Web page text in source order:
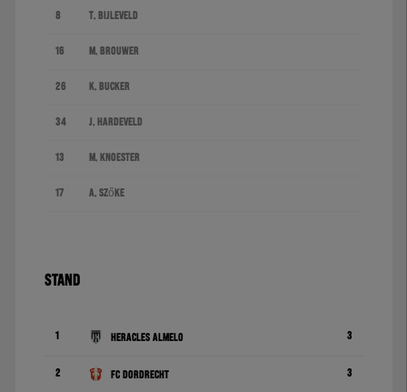
8 T. Bijleveld
16 M. Brouwer
26 K. Bucker
34 J. Hardeveld
13 M. Knoester
17 A. Szőke
STAND
1 Heracles Almelo 3
2 FC Dordrecht 3